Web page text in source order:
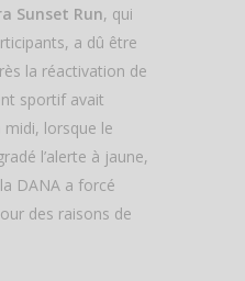
Sunset Run, qui
a dû être
la réactivation de
sportif avait
lorsque le
l’alerte à jaune,
DANA a forcé
des raisons de